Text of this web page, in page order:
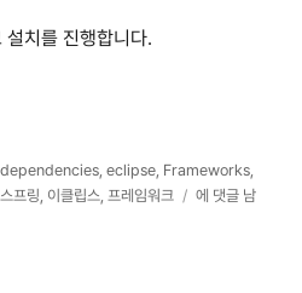
치를 진행합니다.
태
그
dependencies,eclipse, Frameworks,
스프링, 이클립스,프레임워크
이
에 댓글 남